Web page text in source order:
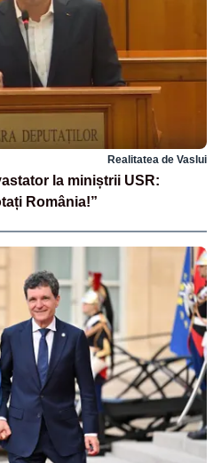
Realitatea de Vaslui
la miniștrii USR:
România!”